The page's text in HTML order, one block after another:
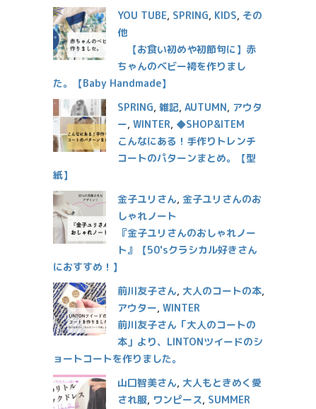
YOU TUBE, SPRING, KIDS, その
他
【お食い初めや初節句に】赤
ちゃんのベビー袴を作りまし
た。【Baby Handmade】
SPRING, 雑記, AUTUMN, アウタ
ー, WINTER, ◆SHOP&ITEM
こんなにある！手作りトレンチ
コートのパターンまとめ。【型
紙】
金子ユリさん, 金子ユリさんのお
しゃれノート
『金子ユリさんのおしゃれノー
ト』【50'sクラシカル好きさん
におすすめ！】
前川友子さん, 大人のコートの本,
アウター, WINTER
前川友子さん「大人のコートの
本」より、LINTONツイードのシ
ョートコートを作りました。
山口智美さん, 大人もときめく愛
され服, ワンピース, SUMMER